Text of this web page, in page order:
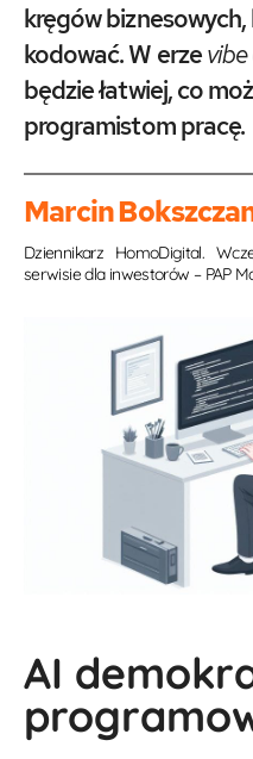
kręgów
kodować. W erze
będzie łatwiej, co
programistom pracę.
Marcin
Dziennikarz HomoDigital.
serwisie dla inwestorów – PAP
AI